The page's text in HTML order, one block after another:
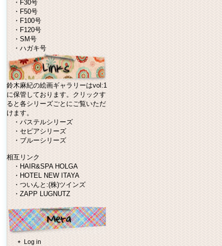
・ F30号
・ F50号
・ F100号
・ F120号
・ SM号
・ ハガキ号
鈴木麻紀の絵画ギャラリーはvol:1
に保管しております。クリックす
ると各シリーズごとにご覧いただ
けます。
・ パステルシリーズ
・ セピアシリーズ
・ ブルーシリーズ
相互リンク
・ HAIR&SPA HOLGA
・ HOTEL NEW ITAYA
・ ついんと:(株)ツインズ
・ ZAPP LUGNUTZ
Log in